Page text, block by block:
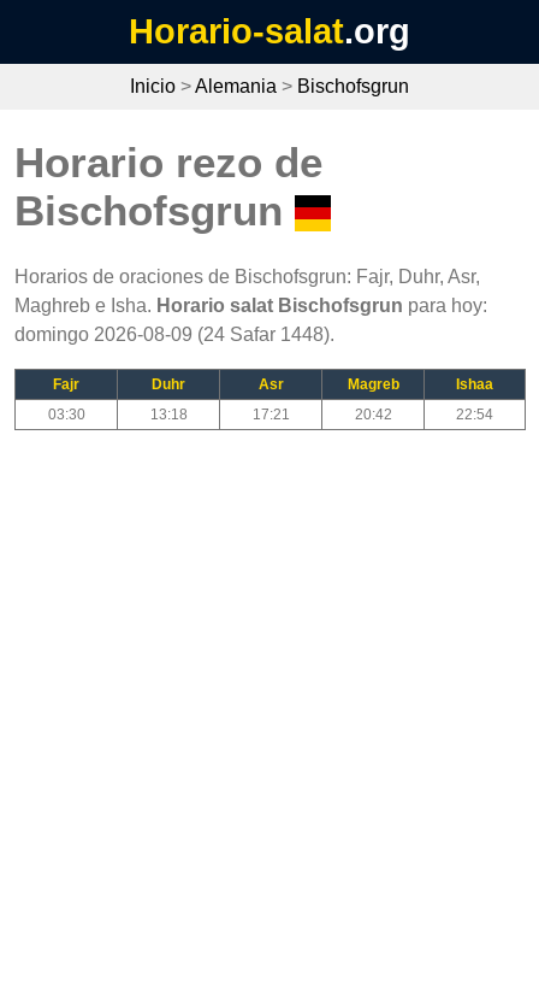
Horario-salat.org
Inicio >Alemania > Bischofsgrun
Horario rezo de
Bischofsgrun
Horarios de oraciones de Bischofsgrun: Fajr, Duhr, Asr,
Maghreb e Isha. Horario salat Bischofsgrun para hoy:
domingo 2026-08-09 (24 Safar 1448).
Fajr Duhr Asr Magreb
Ishaa
03:30
13:18 17:21 20:42 22:54